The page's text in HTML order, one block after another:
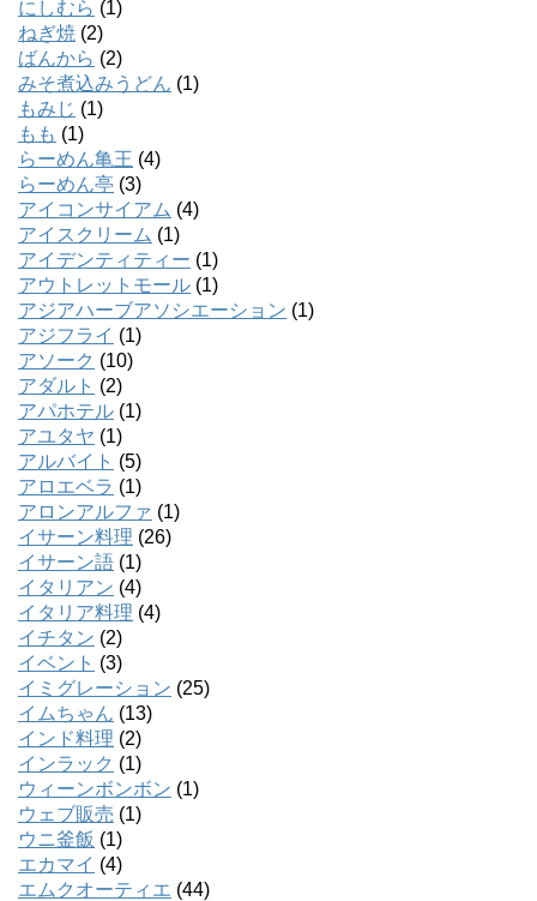
にしむら (1)
ねぎ焼 (2)
ばんから (2)
みそ煮込みうどん (1)
もみじ (1)
もも (1)
らーめん亀王 (4)
らーめん亭 (3)
アイコンサイアム (4)
アイスクリーム (1)
アイデンティティー (1)
アウトレットモール (1)
アジアハーブアソシエーション (1)
アジフライ (1)
アソーク (10)
アダルト (2)
アパホテル (1)
アユタヤ (1)
アルバイト (5)
アロエベラ (1)
アロンアルファ (1)
イサーン料理 (26)
イサーン語 (1)
イタリアン (4)
イタリア料理 (4)
イチタン (2)
イベント (3)
イミグレーション (25)
イムちゃん (13)
インド料理 (2)
インラック (1)
ウィーンボンボン (1)
ウェブ販売 (1)
ウニ釜飯 (1)
エカマイ (4)
エムクオーティエ (44)